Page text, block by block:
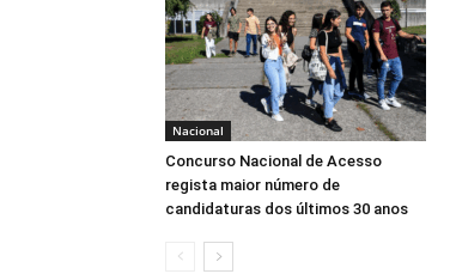
Nacional
Concurso Nacional de Acesso
regista maior número de
candidaturas dos últimos 30 anos